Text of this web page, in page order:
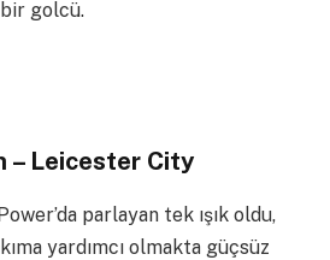
golcü.
– Leicester City
parlayan tek ışık oldu,
yardımcı olmakta güçsüz